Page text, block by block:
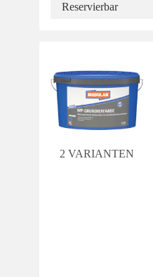
Reservierbar
2 VARIANTEN